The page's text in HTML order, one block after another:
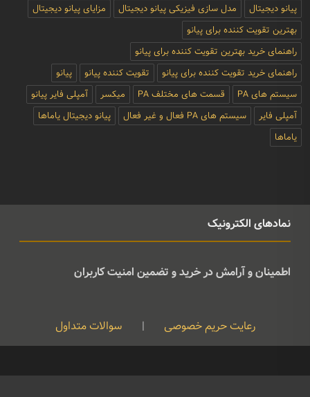
پیانو دیجیتال
مدل سازی فیزیکی پیانو دیجیتال
مزایای پیانو دیجیتال
بهترین تقویت کننده برای پیانو
راهنمای خرید بهترین تقویت کننده برای پیانو
راهنمای خرید تقویت کننده برای پیانو
تقویت کننده پیانو
پیانو
سیستم های PA
قسمت های مختلف PA میکسر
آمپلی فایر پیانو
آمپلی فایر
سیستم های PA فعال و غیر فعال
پیانو دیجیتال یاماها
یاماها
نمادهای الکترونیک
اطمینان و آرامش در خرید و تضمین امنیت کاربران
رعایت حریم خصوصی | سوالات متداول